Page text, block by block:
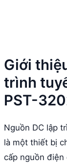
Giới
trình
PST-
Nguồn DC lập
là một thiết bị
cấp nguồn điện